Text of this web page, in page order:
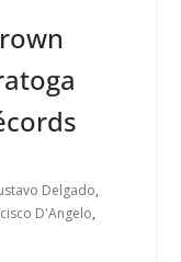
Delgado,
D'Angelo,